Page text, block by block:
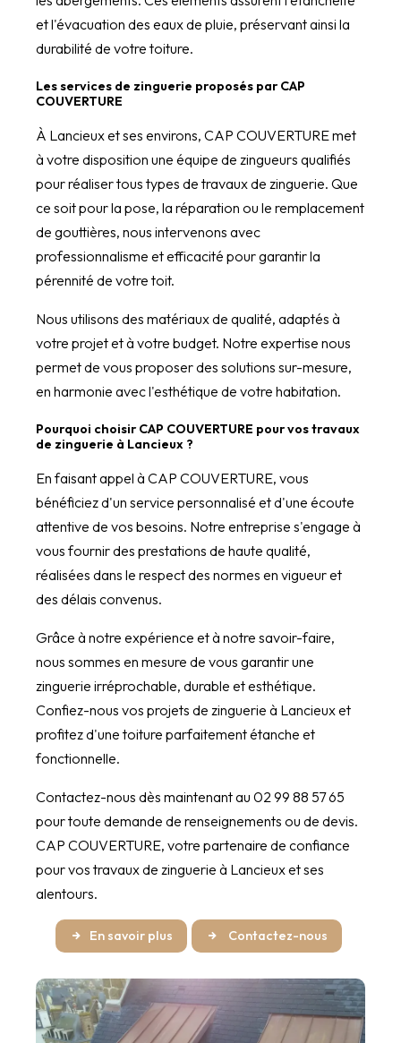
et l'évacuation des eaux de pluie, préservant ainsi la
durabilité de votre toiture.
Les services de zinguerie proposés par CAP
COUVERTURE
À Lancieux et ses environs, CAP COUVERTURE met
à votre disposition une équipe de zingueurs qualifiés
pour réaliser tous types de travaux de zinguerie. Que
ce soit pour la pose, la réparation ou le remplacement
de gouttières, nous intervenons avec
professionnalisme et efficacité pour garantir la
pérennité de votre toit.
Nous utilisons des matériaux de qualité, adaptés à
votre projet et à votre budget. Notre expertise nous
permet de vous proposer des solutions sur-mesure,
en harmonie avec l'esthétique de votre habitation.
Pourquoi choisir CAP COUVERTURE pour vos travaux
de zinguerie à Lancieux ?
En faisant appel à CAP COUVERTURE, vous
bénéficiez d'un service personnalisé et d'une écoute
attentive de vos besoins. Notre entreprise s'engage à
vous fournir des prestations de haute qualité,
réalisées dans le respect des normes en vigueur et
des délais convenus.
Grâce à notre expérience et à notre savoir-faire,
nous sommes en mesure de vous garantir une
zinguerie irréprochable, durable et esthétique.
Confiez-nous vos projets de zinguerie à Lancieux et
profitez d'une toiture parfaitement étanche et
fonctionnelle.
Contactez-nous dès maintenant au 02 99 88 57 65
pour toute demande de renseignements ou de devis.
CAP COUVERTURE, votre partenaire de confiance
pour vos travaux de zinguerie à Lancieux et ses
alentours.
En savoir plus Contactez-nous